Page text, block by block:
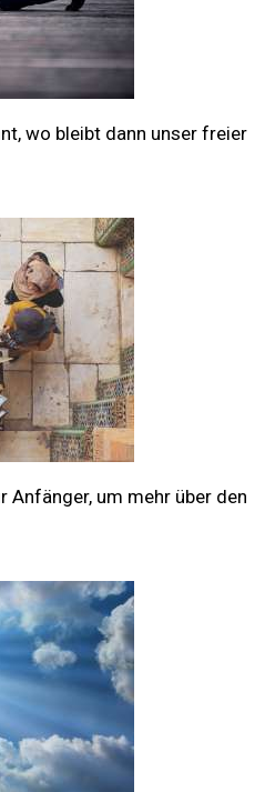
wo bleibt dann unser freier
Anfänger, um mehr über den